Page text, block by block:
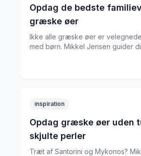
Opdag de bedste
græske øer
Ikke alle græske øer er
med børn. Mikkel Jensen guider
inspiration
Opdag græske øer uden
skjulte perler
Træt af Santorini og Mykonos?